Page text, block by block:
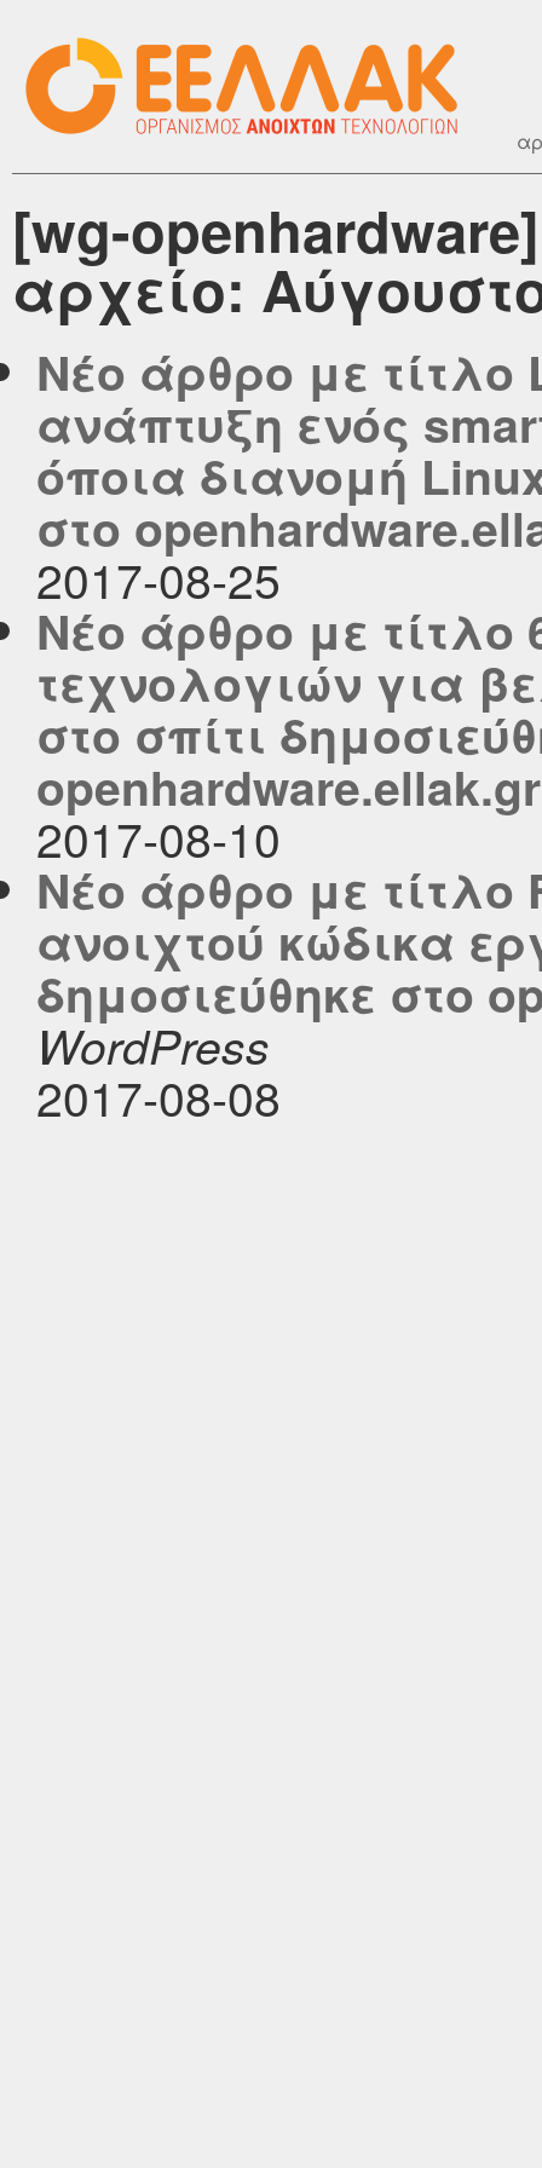
[wg-
αρχείο:
Νέο άρθρο με τίτλο
ανάπτυξη ενός
όποια διανομή
στο
2017-08-25
Νέο άρθρο με τίτλο
τεχνολογιών για
στο σπίτι
openhardware.ellak.gr
2017-08-10
Νέο άρθρο με τίτλο
ανοιχτού κώδικα
δημοσιεύθηκε στο
WordPress
2017-08-08